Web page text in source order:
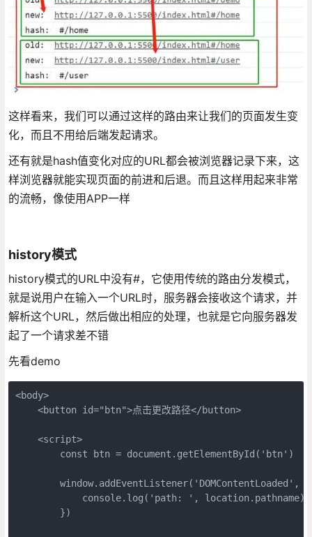
这样看来，我们可以通过这样的路由来让我们的页面发生变
化，而且不用给后端发起请求。
还有就是hash值变化对应的URL都会被浏览器记录下来，这
样浏览器就能实现页面的前进和后退。而且这样用起来非常
的流畅，像使用APP一样
history模式
history模式的URL中没有#，它使用传统的路由分发模式，
就是说用户在输入一个URL时，服务器会接收这个请求，并
解析这个URL，然后做出相应的处理，也就是它向服务器发
起了一个请求差不错
先看demo
<body>
    <button id="btn">点击更改路径</button>
    <script>
        const btn = document.getElementById('btn')
window.addEventListener('DOMContentLoaded',
            console.log('path: ', location.pathname);
        })